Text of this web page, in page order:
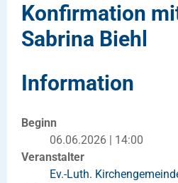
Konfirmation
Sabrina Biehl
Information
Beginn
06.06.2026 | 14:00
Veranstalter
Ev.-Luth.